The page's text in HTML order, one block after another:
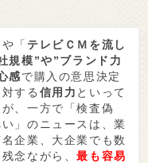
や「 テレビＣＭを流し
規模”や”ブランド力
感で購入の意思決定
する 信用力 といって
、一方で「検査偽
」のニュースは、業
企業、大企業でも数
念ながら、最も容易